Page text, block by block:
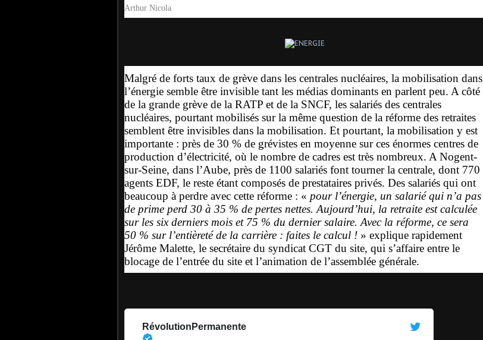
Arthur Nicola
Malgré de forts taux de grève dans les centrales nucléaires, la mobilisation dans
l’énergie semble être invisible tant les médias dominants en parlent peu. A côté
de la grande grève de la RATP et de la SNCF, les salariés des centrales
nucléaires, pourtant mobilisés sur la même question de la réforme des retraites
semblent être invisibles dans la mobilisation. Et pourtant, la mobilisation y est
importante : près de 30 % de grévistes en moyenne sur ces énormes centres de
production d’électricité, où le nombre de cadres est très nombreux. A Nogent-
sur-Seine, dans l’Aube, près de 1100 salariés font tourner la centrale, dont 770
agents EDF, le reste étant composés de prestataires privés. Des salariés qui ont
beaucoup à perdre avec cette réforme : « pour l’énergie, un salarié qui n’a pas
de prime perd 30 à 35 % de pertes nettes. Aujourd’hui, la retraite est calculée
sur les six derniers mois et 75 % du dernier salaire. Avec la réforme, ce sera
50 % sur l’entièreté de la carrière : faites le calcul ! » explique rapidement
Jérôme Malette, le secrétaire du syndicat CGT du site, qui s’affaire entre le
blocage de l’entrée du site et l’animation de l’assemblée générale.
RévolutionPermanente